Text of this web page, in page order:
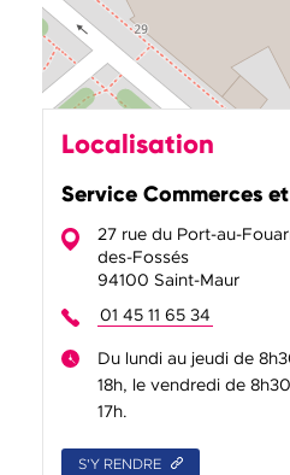
Localisation
Service Commerces
27 rue du Port-au-
des-Fossés
94100 Saint-Maur
01 45 11 65 34
Du lundi au jeudi de
18h, le vendredi de
17h.
S'Y RENDRE